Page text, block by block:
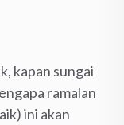
kapan sungai
ramalan
ini akan